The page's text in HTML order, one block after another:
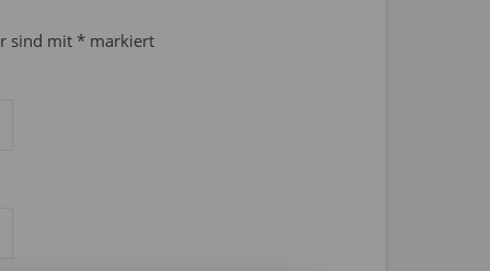
sind mit * markiert